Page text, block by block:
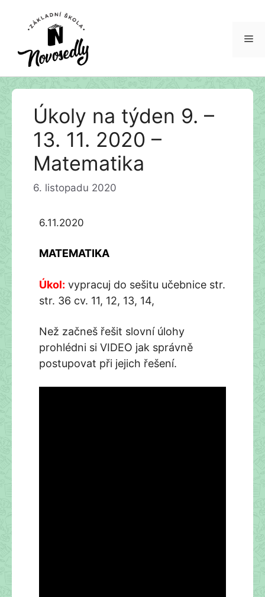
Přeskočit
Úkoly na týden 9. –
13. 11. 2020 –
Matematika
6. listopadu 2020
6.11.2020
MATEMATIKA
Úkol: vypracuj do sešitu učebnice str.
str. 36 cv. 11, 12, 13, 14,
Než začneš řešit slovní úlohy
prohlédni si VIDEO jak správně
postupovat při jejich řešení.